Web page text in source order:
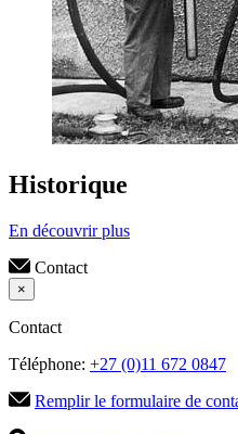
Historique
En découvrir plus
Contact
×
Contact
Téléphone: +27 (0)11 672 0847
Remplir le formulaire de